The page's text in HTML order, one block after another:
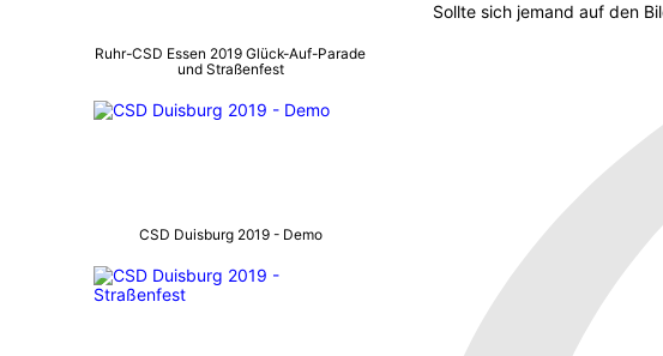
Ruhr-CSD Essen 2019 Glück-Auf-Parade
und Straßenfest
CSD Duisburg 2019 - Demo
Sollte sich jemand auf den